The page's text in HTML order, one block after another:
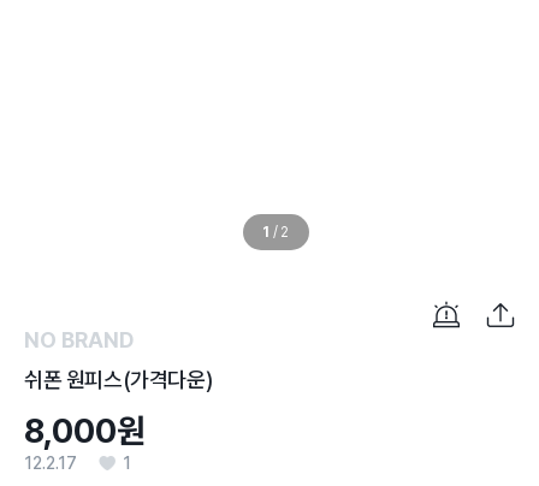
1 / 2
NO BRAND
쉬폰 원피스(가격다운)
8,000원
12.2.17 1